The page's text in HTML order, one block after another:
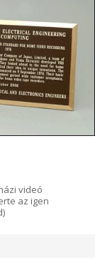
videó
az igen